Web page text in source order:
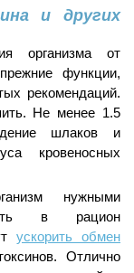
и других
организма от
функции,
рекомендаций.
Не менее 1.5
шлаков и
кровеносных
нужными
в рацион
ускорить обмен
Отлично